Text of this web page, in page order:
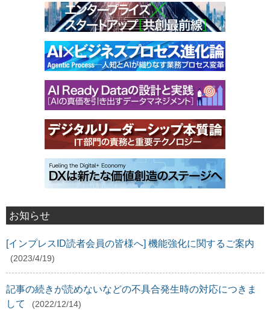
お知らせ
[インプレスID読者会員の皆様へ] 機能強化に関するご案内
(2023/4/19)
記事の続きが読めないなどの不具合発生時の対応につきま
して
(2022/12/14)